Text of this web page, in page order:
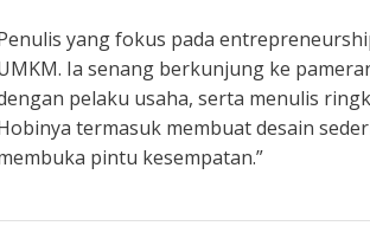
yang fokus pada
Ia senang berkunjung ke
pelaku usaha, serta menulis
termasuk membuat desain
pintu kesempatan.”